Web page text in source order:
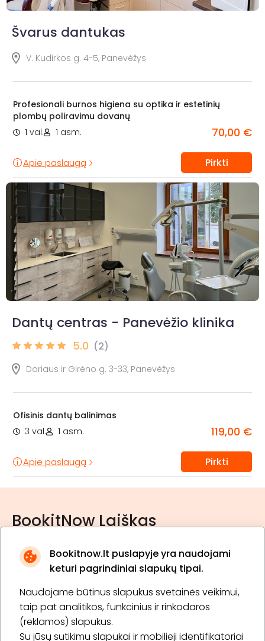
Bookitnow.lt puslapyje yra naudojami
keturi pagrindiniai slapukų tipai.
Naudojame būtinus slapukus svetainės veikimui,
taip pat analitikos, funkcinius ir rinkodaros
(reklamos) slapukus.
Su jūsų sutikimu slapukai ir mobilieji identifikatoriai
Švarus dantukas
V. Kudirkos g. 4-5, Panevėžys
Profesionali burnos higiena su optika ir estetinių
plombų poliravimu dovanų
1 val.
1 asm. 70,00 €
Apie paslaugą Pirkti
Dantų centras - Panevėžio klinika
5.0 (2)
Dariaus ir Girėno g. 3-33, Panevėžys
Ofisinis dantų balinimas
3 val.
1 asm. 119,00 €
Apie paslaugą Pirkti
BookitNow Laiškas
* Susipažinau su privatumo politika
Prenumeruoti